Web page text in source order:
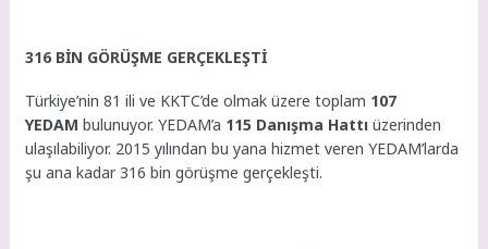
316 BİN GÖRÜŞME GERÇEKLEŞTİ
Türkiye’nin 81 ili ve KKTC’de olmak üzere toplam 107
YEDAM bulunuyor. YEDAM’a 115 Danışma Hattı üzerinden
ulaşılabiliyor. 2015 yılından bu yana hizmet veren YEDAM’larda
şu ana kadar 316 bin görüşme gerçekleşti.